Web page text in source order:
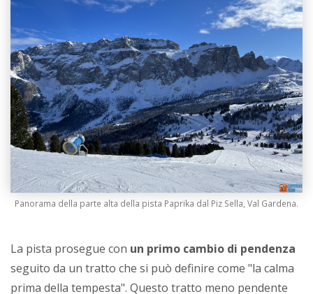
Panorama della parte alta della pista Paprika dal Piz Sella, Val Gardena.
La pista prosegue con un primo cambio di pendenza
seguito da un tratto che si può definire come "la calma
prima della tempesta". Questo tratto meno pendente